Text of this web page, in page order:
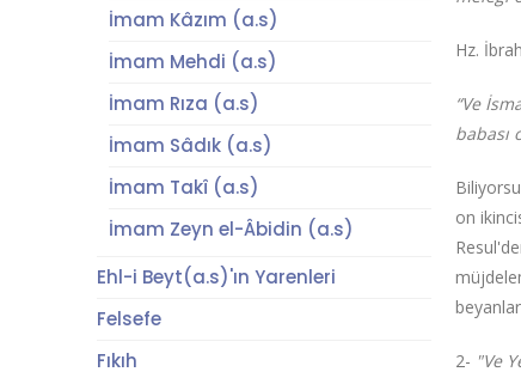
Hz.
“Ve
babası
on
2- "Ve
İmam Kâzım (a.s)
İmam Mehdi (a.s)
İmam Rıza (a.s)
İmam Sâdık (a.s)
İmam Takî (a.s)
İmam Zeyn el-Âbidin (a.s)
Ehl-i Beyt(a.s)'ın Yarenleri
Felsefe
Fıkıh